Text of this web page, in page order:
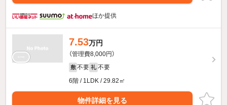
ほか提供
7.53万円
（管理費8,000円）
敷 不要 礼 不要
6階 / 1LDK / 29.82㎡
物件詳細を見る